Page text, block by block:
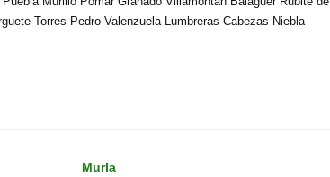
Torres Pedro Valenzuela Lumbreras Cabezas Niebla
Murla